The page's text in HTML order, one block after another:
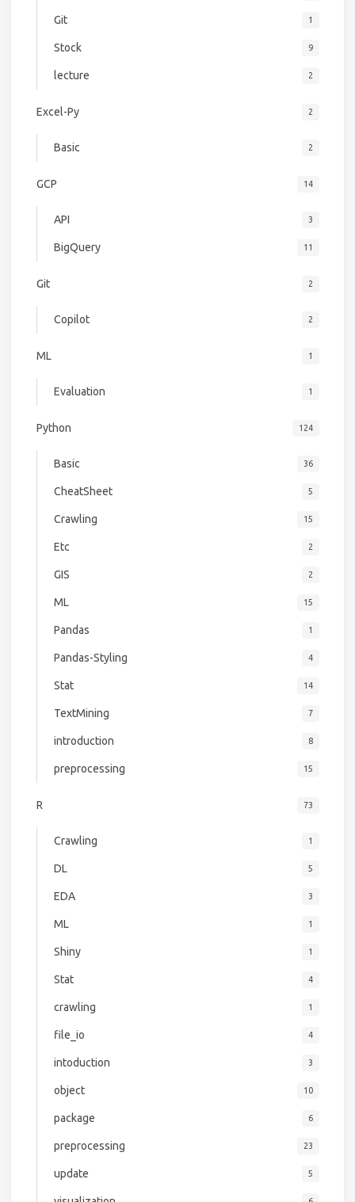
Git 1
Stock 9
lecture 2
Excel-Py 2
Basic 2
GCP 14
API 3
BigQuery 11
Git 2
Copilot 2
ML 1
Evaluation 1
Python 124
Basic 36
CheatSheet 5
Crawling 15
Etc 2
GIS 2
ML 15
Pandas 1
Pandas-Styling 4
Stat 14
TextMining 7
introduction 8
preprocessing 15
R 73
Crawling 1
DL 5
EDA 3
ML 1
Shiny 1
Stat 4
crawling 1
file_io 4
intoduction 3
object 10
package 6
preprocessing 23
update 5